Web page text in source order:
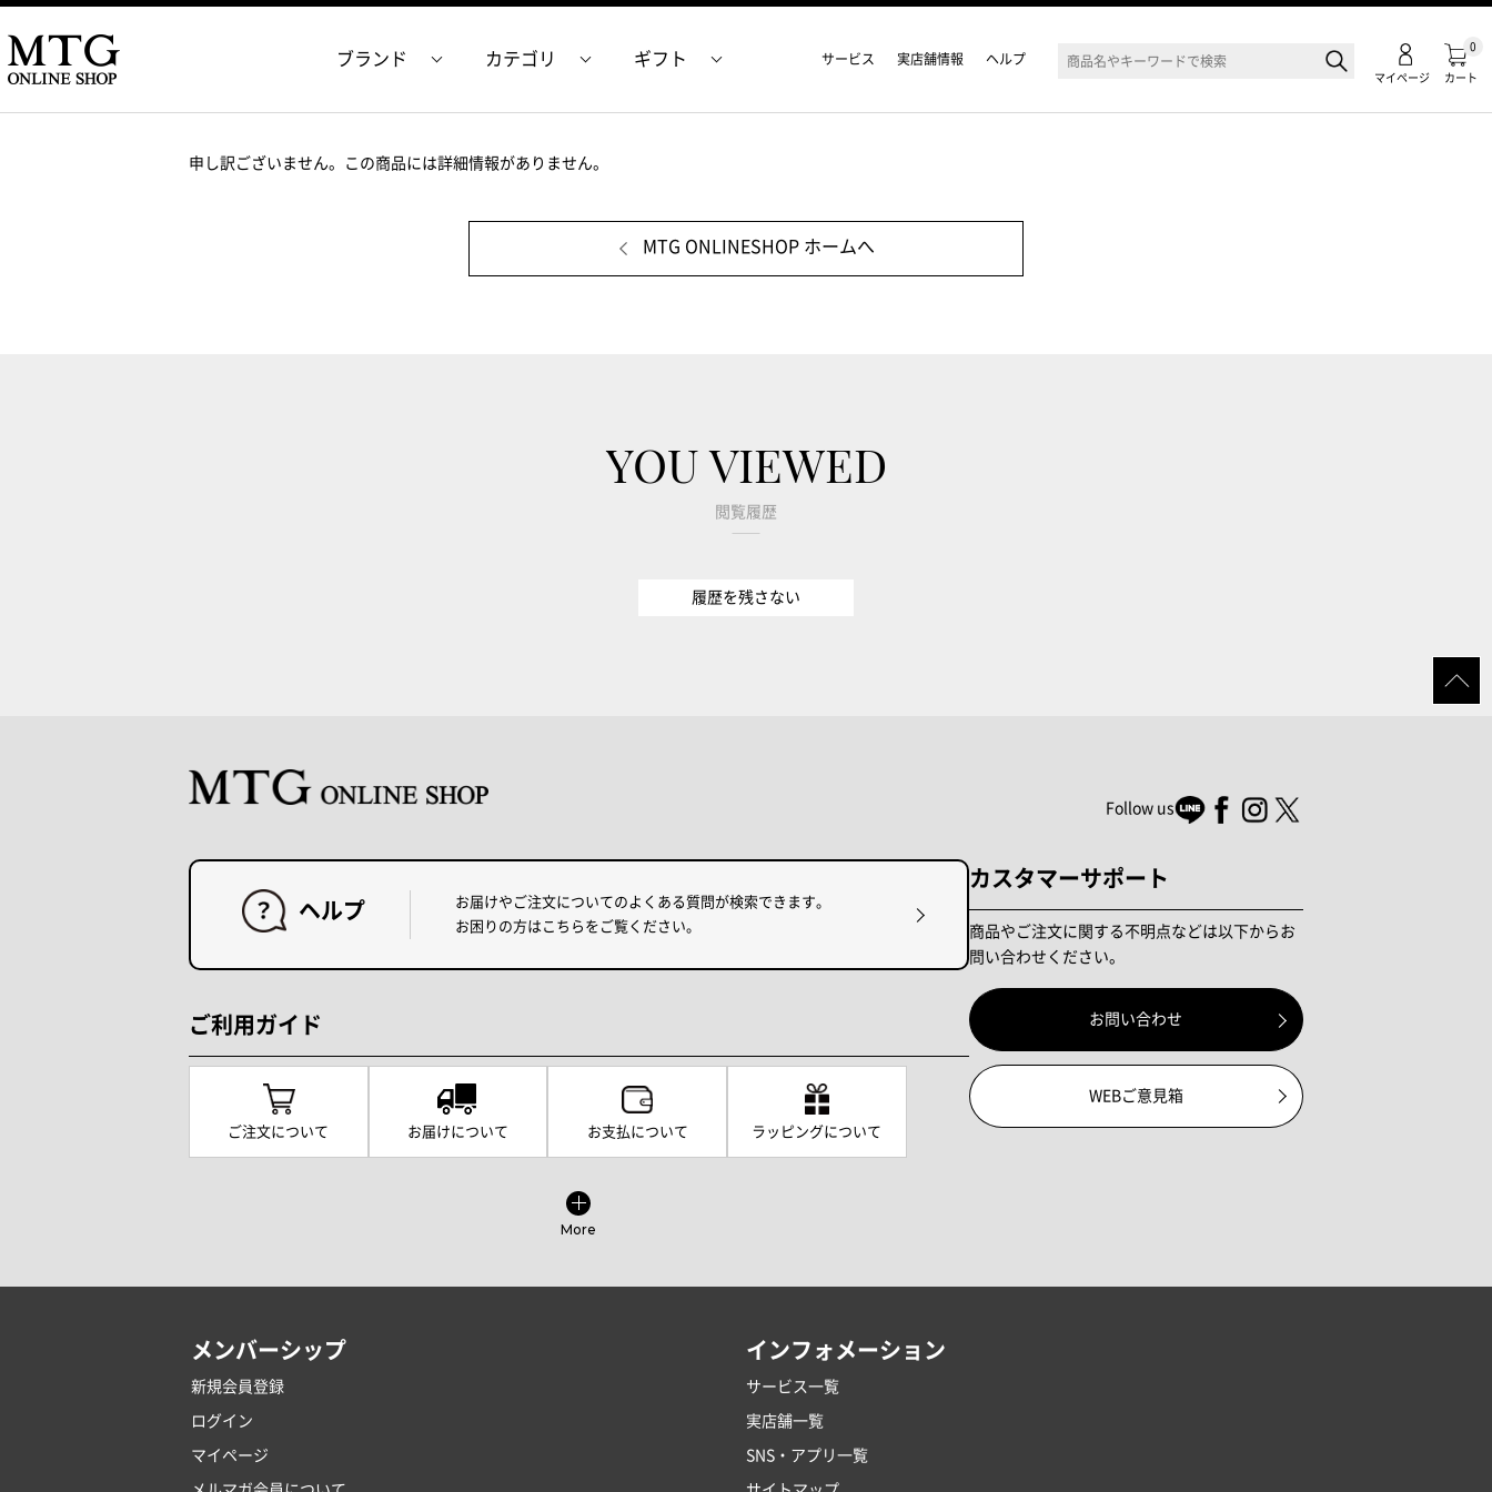
カート
0
マイページ
ブランド カテゴリ ギフト サービス 実店舗情報 ヘルプ
申し訳ございません。この商品には詳細情報がありません。
MTG ONLINESHOP ホームへ
YOU VIEWED
閲覧履歴
履歴を残さない
Follow us
ヘルプ
お届けやご注文についてのよくある質問が検索できます。
お困りの方はこちらをご覧ください。
ご利用ガイド
ご注文について お届けについて お支払について ラッピングについて
More
カスタマーサポート
商品やご注文に関する不明点などは以下からお
問い合わせください。
お問い合わせ
WEBご意見箱
メンバーシップ
新規会員登録
ログイン
マイページ
インフォメーション
サービス一覧
実店舗一覧
SNS・アプリ一覧